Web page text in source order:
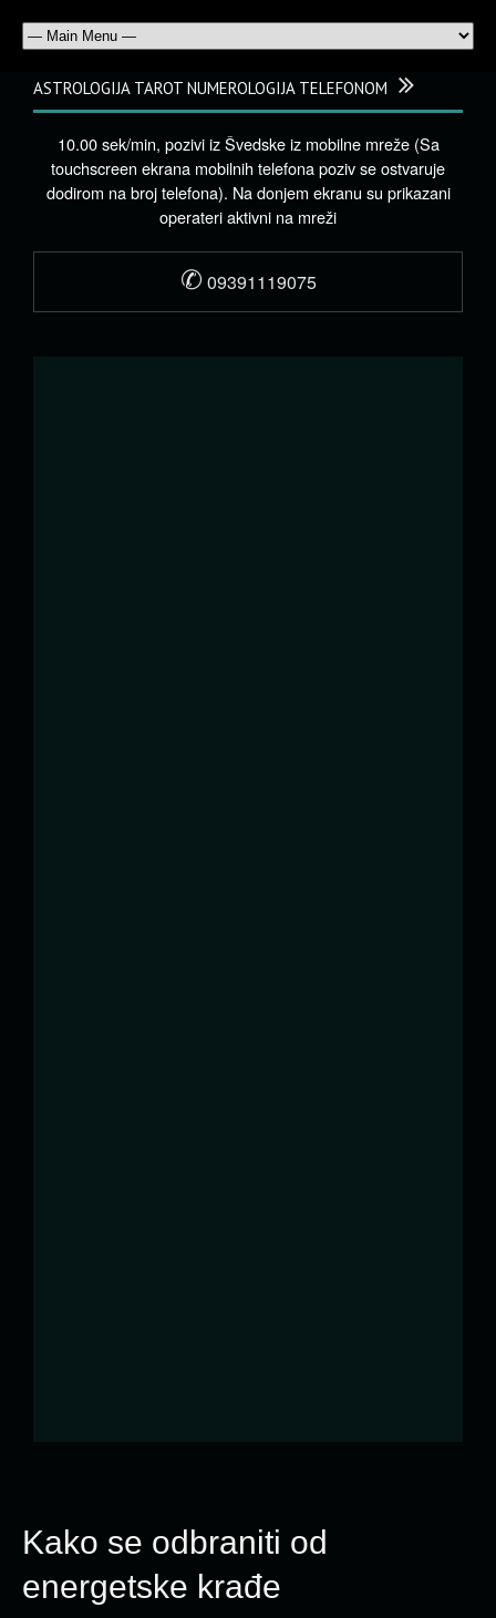
Kako se odbraniti od
energetske krađe
ASTROLOGIJA TAROT NUMEROLOGIJA TELEFONOM
10.00 sek/min, pozivi iz Švedske iz mobilne mreže (Sa
touchscreen ekrana mobilnih telefona poziv se ostvaruje
dodirom na broj telefona). Na donjem ekranu su prikazani
operateri aktivni na mreži
✆ 09391119075